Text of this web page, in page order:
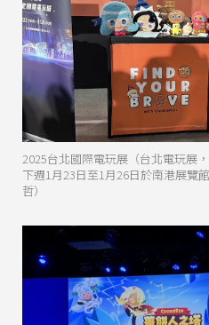
2025台北國際電玩展（台北電玩展
下週1月23日至1月26日於南港展覽
哲）